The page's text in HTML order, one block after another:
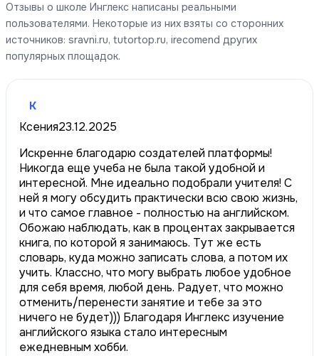
Отзывы о школе Инглекс написаны реальными
пользователями. Некоторые из них взяты со сторонних
источников: sravni.ru, tutortop.ru, irecomend других
популярных площадок.
К
Ксения23.12.2025
Искренне благодарю создателей платформы!
Никогда еще учеба не была такой удобной и
интересной. Мне идеально подобрали учителя! С
ней я могу обсудить практически всю свою жизнь,
и что самое главное - полностью на английском.
Обожаю наблюдать, как в процентах закрывается
книга, по которой я занимаюсь. Тут же есть
словарь, куда можно записать слова, а потом их
учить. Классно, что могу выбрать любое удобное
для себя время, любой день. Радует, что можно
отменить/перенести занятие и тебе за это
ничего не будет))) Благодаря Инглекс изучение
английского языка стало интересным
ежедневным хобби.